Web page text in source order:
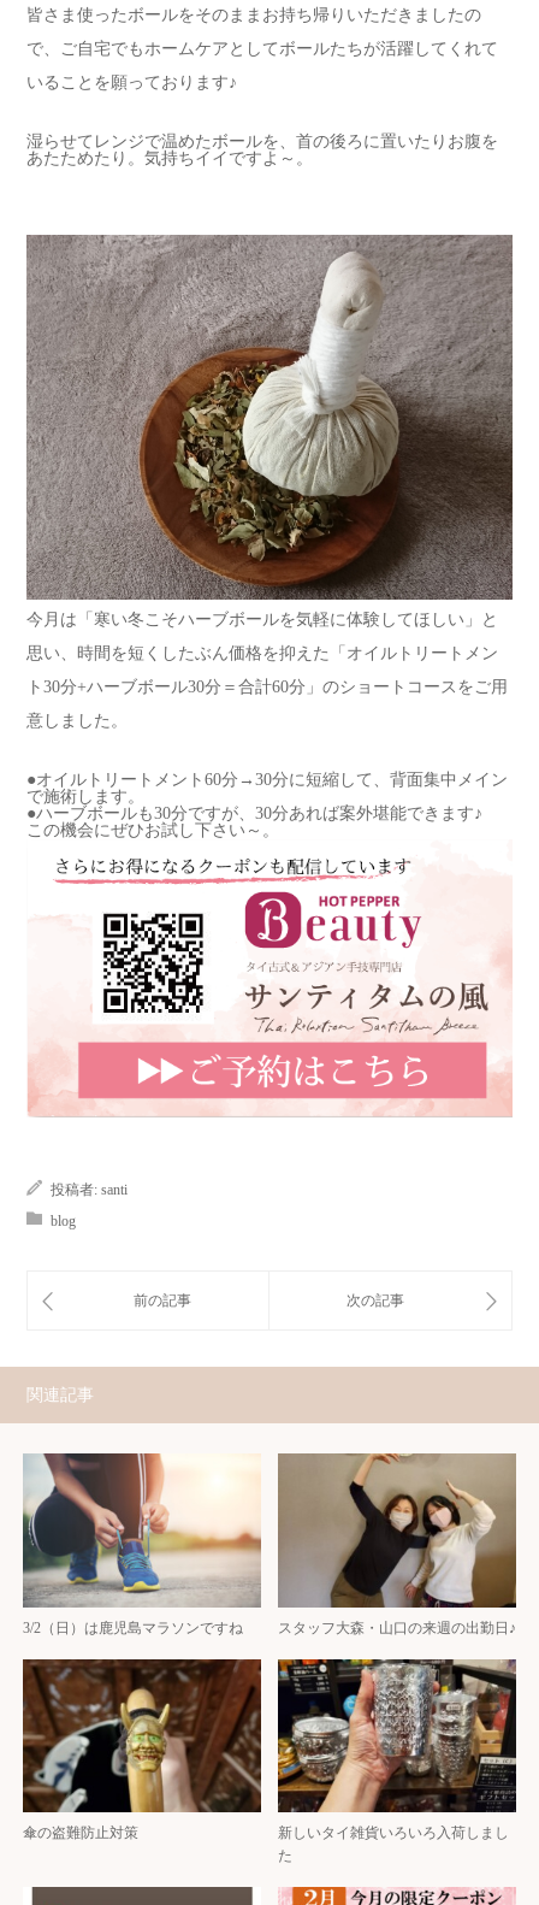
皆さま使ったボールをそのままお持ち帰りいただきましたの
で、ご自宅でもホームケアとしてボールたちが活躍してくれて
いることを願っております♪
湿らせてレンジで温めたボールを、首の後ろに置いたりお腹を
あたためたり。気持ちイイですよ～。
今月は「寒い冬こそハーブボールを気軽に体験してほしい」と
思い、時間を短くしたぶん価格を抑えた「オイルトリートメン
ト30分+ハーブボール30分＝合計60分」のショートコースをご用
意しました。
●オイルトリートメント60分→30分に短縮して、背面集中メイン
で施術します。
●ハーブボールも30分ですが、30分あれば案外堪能できます♪
この機会にぜひお試し下さい～。
投稿者: santi
blog
関連記事
3/2（日）は鹿児島マラソンですね スタッフ大森・山口の来週の出勤日♪
傘の盗難防止対策
新しいタイ雑貨いろいろ入荷しまし
た